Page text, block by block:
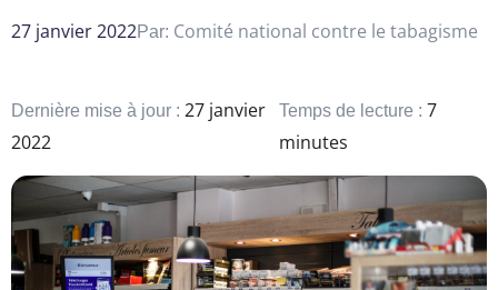
27 janvier 2022Par: Comité national contre le tabagisme
Dernière mise à jour : 27 janvier
2022
Temps de lecture :7
minutes